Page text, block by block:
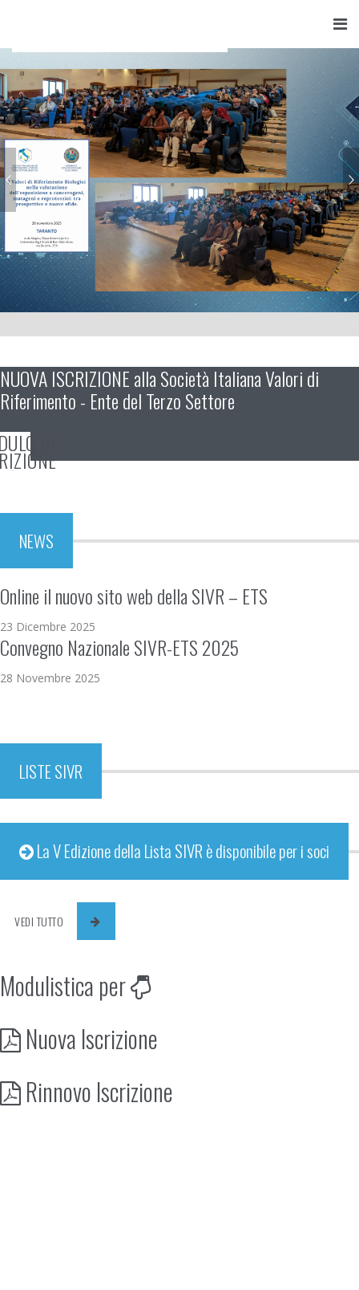
NUOVA ISCRIZIONE alla Società Italiana Valori di
Riferimento - Ente del Terzo Settore
DI
NEWS
Online il nuovo sito web della SIVR – ETS
23 Dicembre 2025
Convegno Nazionale SIVR-ETS 2025
28 Novembre 2025
LISTE SIVR
La V Edizione della Lista SIVR è disponibile per i soci
VEDI TUTTO
Modulistica per
Nuova Iscrizione
Rinnovo Iscrizione